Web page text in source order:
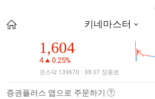
키네마스터
1,604
4 0.25%
코스닥 139670 08.07 장종료
증권플러스 앱으로 주문하기